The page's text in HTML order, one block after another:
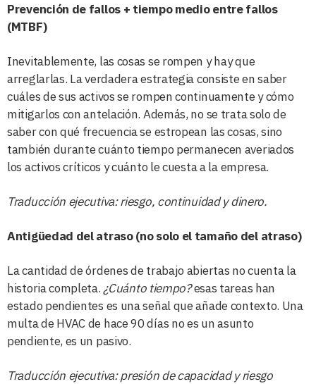
Prevención de fallos + tiempo medio entre fallos
(MTBF)
Inevitablemente, las cosas se rompen y hay que
arreglarlas. La verdadera estrategia consiste en saber
cuáles de sus activos se rompen continuamente y cómo
mitigarlos con antelación. Además, no se trata solo de
saber con qué frecuencia se estropean las cosas, sino
también durante cuánto tiempo permanecen averiados
los activos críticos y cuánto le cuesta a la empresa.
Traducción ejecutiva: riesgo, continuidad y dinero.
Antigüedad del atraso (no solo el tamaño del atraso)
La cantidad de órdenes de trabajo abiertas no cuenta la
historia completa.¿Cuánto tiempo?esas tareas han
estado pendientes es una señal que añade contexto. Una
multa de HVAC de hace 90 días no es un asunto
pendiente, es un pasivo.
Traducción ejecutiva: presión de capacidad y riesgo